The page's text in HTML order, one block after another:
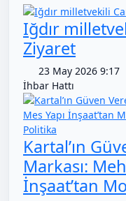
Iğdır
Ziyaret
23 May 2026 9:17
İhbar Hattı
Politika
Kartal’ın
Markası:
İnşaat’tan